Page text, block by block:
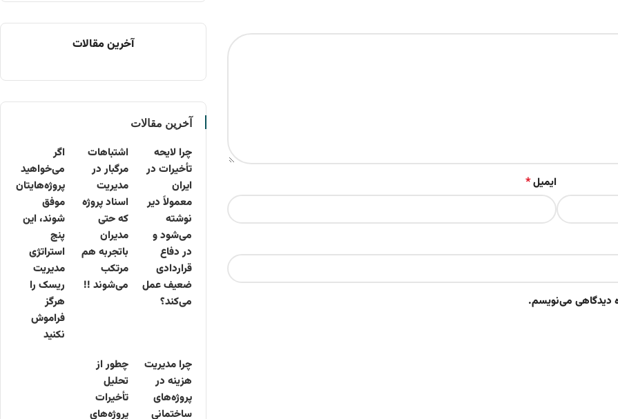
ایمیل*
دیدگاهی می‌نویسم.
آخرین مقالات
آخرین مقالات
چرا لایحه
تأخیرات در
ایران
معمولاً دیر
نوشته
می‌شود و
در دفاع
قراردادی
ضعیف عمل
می‌کند؟
اشتباهات
مرگبار در
مدیریت
اسناد پروژه
که حتی
مدیران
باتجربه هم
مرتکب
می‌شوند !!
اگر
می‌خواهید
پروژه‌هایتان
موفق
شوند، این
پنج
استراتژی
مدیریت
ریسک را
هرگز
فراموش
نکنید
چرا مدیریت
هزینه در
پروژه‌های
ساختمانی
چطور از
تحلیل
تأخیرات
پروژه‌های